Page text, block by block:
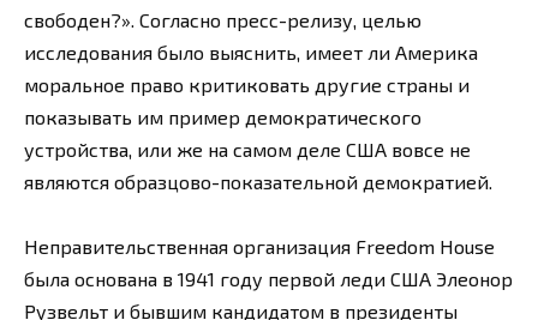
свободен?». Согласно пресс-релизу, целью
исследования было выяснить, имеет ли Америка
моральное право критиковать другие страны и
показывать им пример демократического
устройства, или же на самом деле США вовсе не
являются образцово-показательной демократией.
Неправительственная организация Freedom House
была основана в 1941 году первой леди США Элеонор
Рузвельт и бывшим кандидатом в президенты